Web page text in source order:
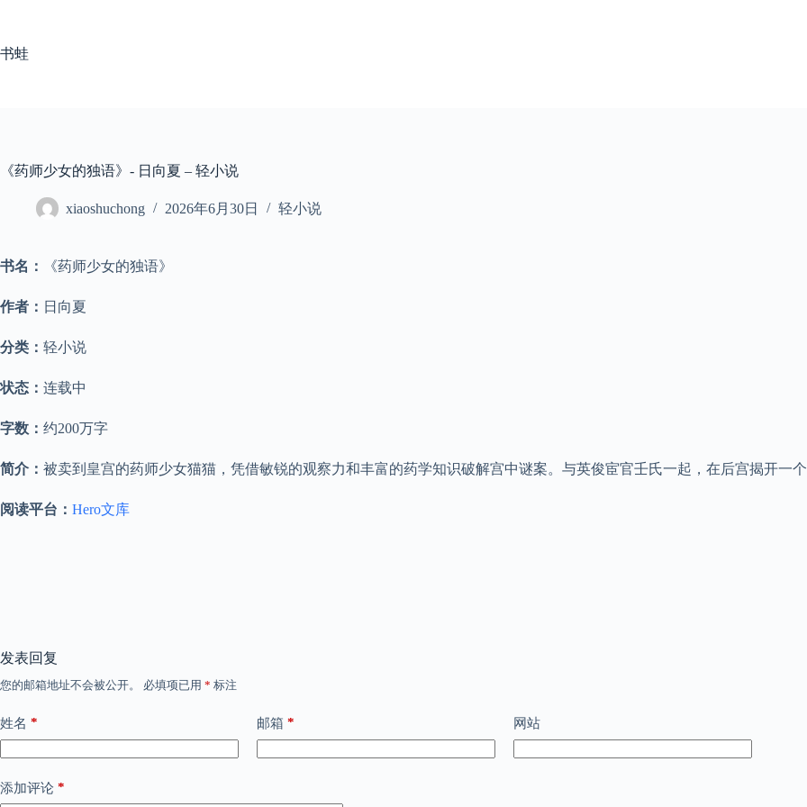
内
容
书蛙
《药师少女的独语》- 日向夏 – 轻小说
xiaoshuchong 2026年6月30日 轻小说
书名： 《药师少女的独语》
作者： 日向夏
分类： 轻小说
状态： 连载中
字数： 约200万字
简介： 被卖到皇宫的药师少女猫猫，凭借敏锐的观察力和丰富的药学知识破解宫中谜案。与英俊宦官壬氏一起，在后宫揭开一
阅读平台： Hero文库
发表回复
您的邮箱地址不会被公开。 必填项已用 * 标注
姓名 * 邮箱 * 网站
添加评论 *